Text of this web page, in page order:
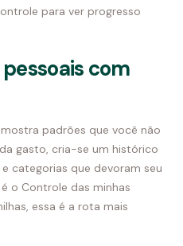
para ver progresso
com
padrões que você não
gasto, cria-se um histórico
categorias que devoram seu
o Controle das minhas
essa é a rota mais